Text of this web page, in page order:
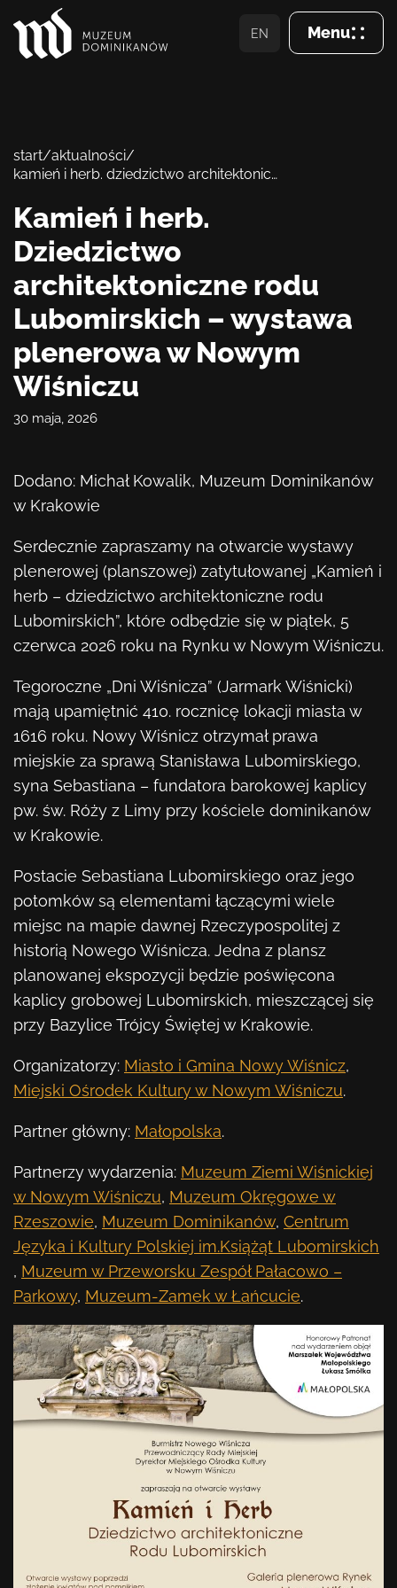
EN
Menu
Dominikanie
Aktualności
Wsparcie
start/aktualności/
kamień i herb. dziedzictwo architektoniczne rodu lubomirskich – wystawa plenerowa w nowym wiśniczu
Kamień i herb.
Dziedzictwo
architektoniczne rodu
Lubomirskich – wystawa
plenerowa w Nowym
Wiśniczu
30 maja, 2026
Dodano: Michał Kowalik, Muzeum Dominikanów
w Krakowie
Serdecznie zapraszamy na otwarcie wystawy
plenerowej (planszowej) zatytułowanej „Kamień i
herb – dziedzictwo architektoniczne rodu
Lubomirskich”, które odbędzie się w piątek, 5
czerwca 2026 roku na Rynku w Nowym Wiśniczu.
Tegoroczne „Dni Wiśnicza” (Jarmark Wiśnicki)
mają upamiętnić 410. rocznicę lokacji miasta w
1616 roku. Nowy Wiśnicz otrzymał prawa
miejskie za sprawą Stanisława Lubomirskiego,
syna Sebastiana – fundatora barokowej kaplicy
pw. św. Róży z Limy przy kościele dominikanów
w Krakowie.
Postacie Sebastiana Lubomirskiego oraz jego
potomków są elementami łączącymi wiele
miejsc na mapie dawnej Rzeczypospolitej z
historią Nowego Wiśnicza. Jedna z plansz
planowanej ekspozycji będzie poświęcona
kaplicy grobowej Lubomirskich, mieszczącej się
przy Bazylice Trójcy Świętej w Krakowie.
Organizatorzy: Miasto i Gmina Nowy Wiśnicz,
Miejski Ośrodek Kultury w Nowym Wiśniczu.
Partner główny: Małopolska.
Partnerzy wydarzenia: Muzeum Ziemi Wiśnickiej
w Nowym Wiśniczu, Muzeum Okręgowe w
Rzeszowie, Muzeum Dominikanów, Centrum
Języka i Kultury Polskiej im.Książąt Lubomirskich
, Muzeum w Przeworsku Zespół Pałacowo –
Parkowy, Muzeum-Zamek w Łańcucie.